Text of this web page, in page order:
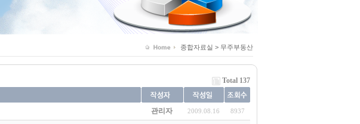
종합자료실 > 무주부동산
Total 137
관리자 2009.08.16 8937